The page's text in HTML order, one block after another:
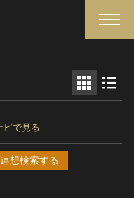
索
ビで見る
連想検索する